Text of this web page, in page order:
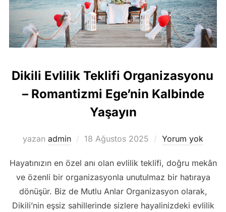
Dikili Evlilik Teklifi Organizasyonu
– Romantizmi Ege’nin Kalbinde
Yaşayın
yazan admin
Yayımlanma
18 Ağustos 2025 Yorum yok
Hayatınızın en özel anı olan evlilik teklifi, doğru mekân
ve özenli bir organizasyonla unutulmaz bir hatıraya
dönüşür. Biz de Mutlu Anlar Organizasyon olarak,
Dikili’nin eşsiz sahillerinde sizlere hayalinizdeki evlilik